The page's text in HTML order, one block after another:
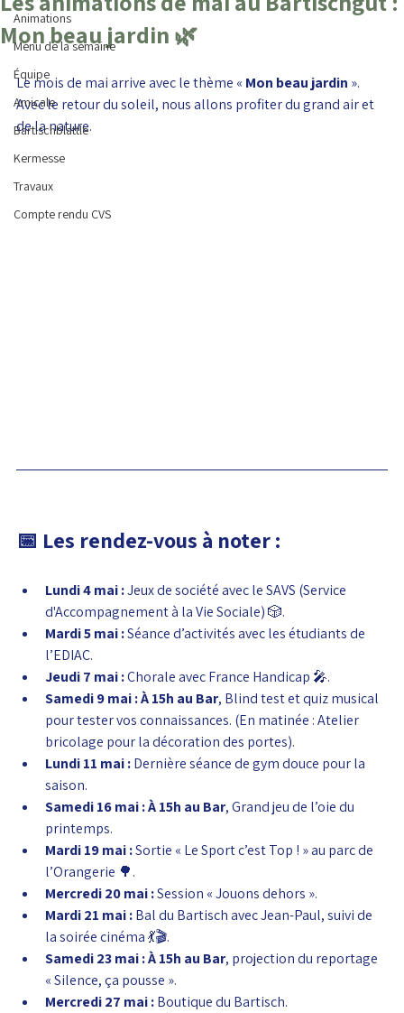
Animations
Menu de la semaine
Équipe
Amicale
Bartischblattle
Kermesse
Travaux
Compte rendu CVS
Mon beau jardin 🌿
Le mois de mai arrive avec le thème « Mon beau jardin ».
Avec le retour du soleil, nous allons profiter du grand air et
de la nature.
📅 Les rendez-vous à noter :
Lundi 4 mai : Jeux de société avec le SAVS (Service
d'Accompagnement à la Vie Sociale) 🎲.
Mardi 5 mai : Séance d’activités avec les étudiants de
l’EDIAC.
Jeudi 7 mai : Chorale avec France Handicap 🎤.
Samedi 9 mai :À 15h au Bar, Blind test et quiz musical
pour tester vos connaissances. (En matinée : Atelier
bricolage pour la décoration des portes).
Lundi 11 mai : Dernière séance de gym douce pour la
saison.
Samedi 16 mai :À 15h au Bar, Grand jeu de l’oie du
printemps.
Mardi 19 mai : Sortie « Le Sport c’est Top ! » au parc de
l’Orangerie 🌳.
Mercredi 20 mai : Session « Jouons dehors ».
Mardi 21 mai : Bal du Bartisch avec Jean-Paul, suivi de
la soirée cinéma 💃🎬.
Samedi 23 mai :À 15h au Bar, projection du reportage
« Silence, ça pousse ».
Mercredi 27 mai : Boutique du Bartisch.